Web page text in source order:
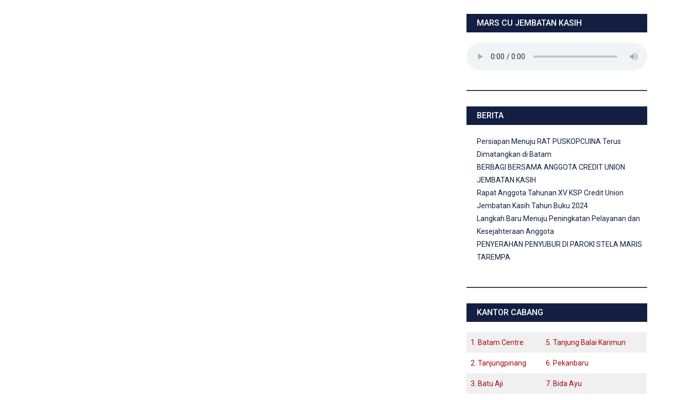
MARS CU JEMBATAN KASIH
BERITA
Persiapan Menuju RAT PUSKOPCUINA Terus
Dimatangkan di Batam
BERBAGI BERSAMA ANGGOTA CREDIT UNION
JEMBATAN KASIH
Rapat Anggota Tahunan XV KSP Credit Union
Jembatan Kasih Tahun Buku 2024
Langkah Baru Menuju Peningkatan Pelayanan dan
Kesejahteraan Anggota
PENYERAHAN PENYUBUR DI PAROKI STELA MARIS
TAREMPA
KANTOR CABANG
1. Batam Centre 5. Tanjung Balai Karimun
2. Tanjungpinang 6. Pekanbaru
3. Batu Aji 7. Bida Ayu